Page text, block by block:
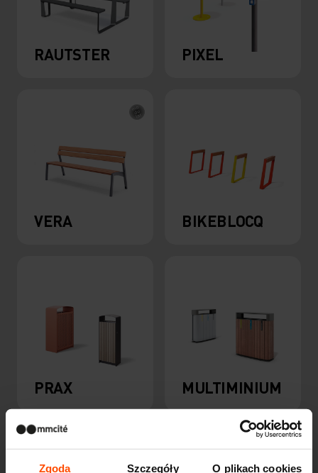
Zgoda Szczegóły O plikach cookies
RAUTSTER PIXEL
VERA BIKEBLOCQ
PRAX MULTIMINIUM